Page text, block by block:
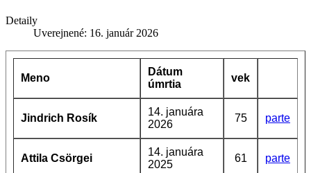
Detaily
Uverejnené: 16. január 2026
Meno
Dátum
úmrtia
vek
Jindrich Rosík
14. januára
2026
75 parte
Attila Csörgei
14. januára
2025
61 parte